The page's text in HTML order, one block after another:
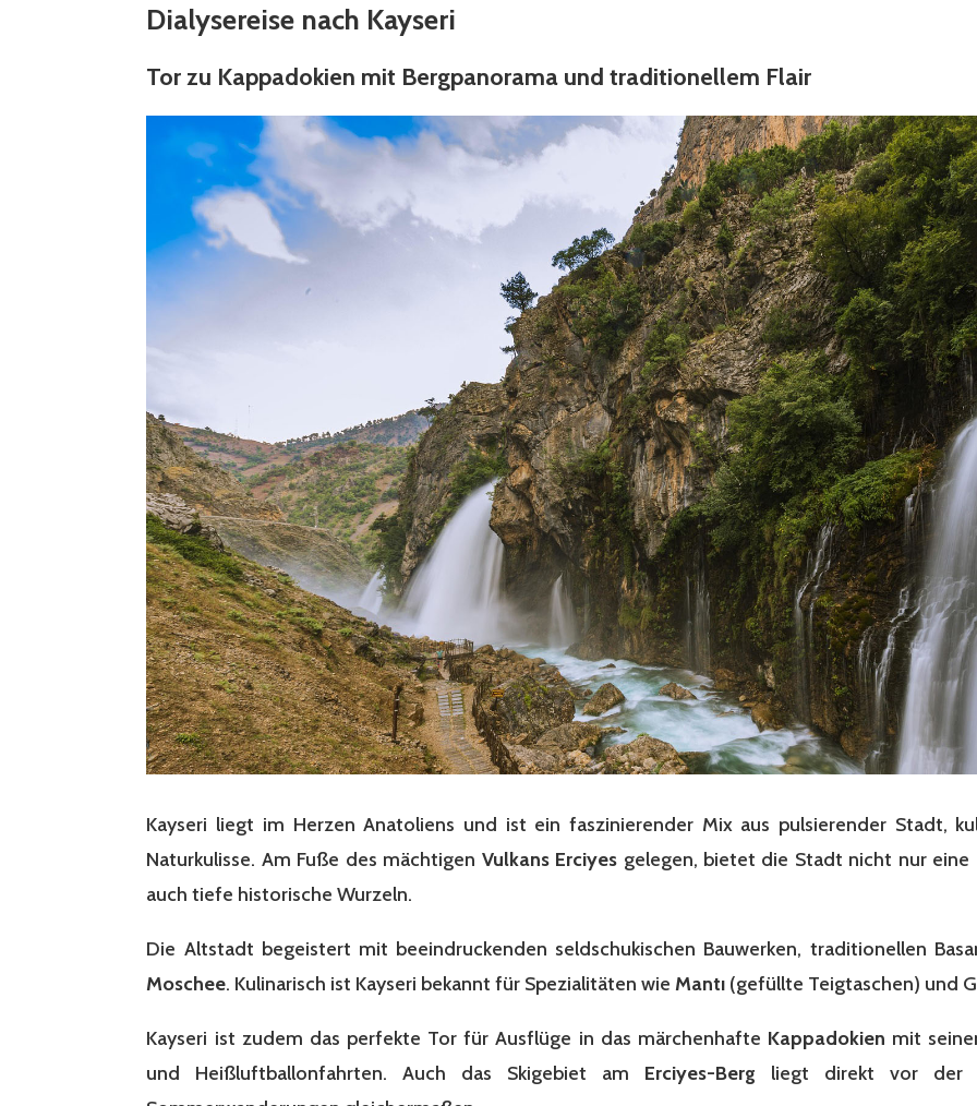
Dialysereise nach Kayseri
Tor zu Kappadokien mit Bergpanorama und traditionellem Flair
Kayseri liegt im Herzen Anatoliens und ist ein faszinierender Mix aus pulsierender Stadt,
Naturkulisse. Am Fuße des mächtigen Vulkans Erciyes gelegen, bietet die Stadt nicht nur
auch tiefe historische Wurzeln.
Die Altstadt begeistert mit beeindruckenden seldschukischen Bauwerken, traditionellen
Moschee. Kulinarisch ist Kayseri bekannt für Spezialitäten wieMantı (gefüllte Teigtaschen) und
Kayseri ist zudem das perfekte Tor für Ausflüge in das märchenhafte Kappadokien mit
und Heißluftballonfahrten. Auch das Skigebiet am Erciyes-Berg liegt direkt vor der